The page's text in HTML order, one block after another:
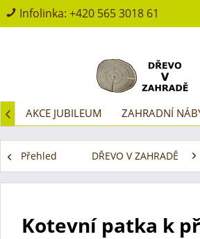
Infolinka: +420 565 3018 61
AKCE JUBILEUM ZAHRADNÍ

Přehled DŘEVO V ZAHRADĚ
Kotevní patka k